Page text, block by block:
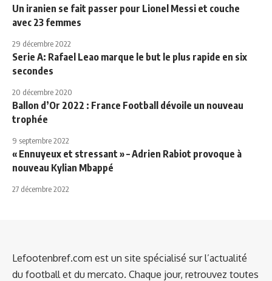
Un iranien se fait passer pour Lionel Messi et couche
avec 23 femmes
29 décembre 2022
Serie A: Rafael Leao marque le but le plus rapide en six
secondes
20 décembre 2020
Ballon d’Or 2022 : France Football dévoile un nouveau
trophée
9 septembre 2022
« Ennuyeux et stressant » – Adrien Rabiot provoque à
nouveau Kylian Mbappé
27 décembre 2022
Lefootenbref.com est un site spécialisé sur l’actualité
du football et du mercato. Chaque jour, retrouvez toutes